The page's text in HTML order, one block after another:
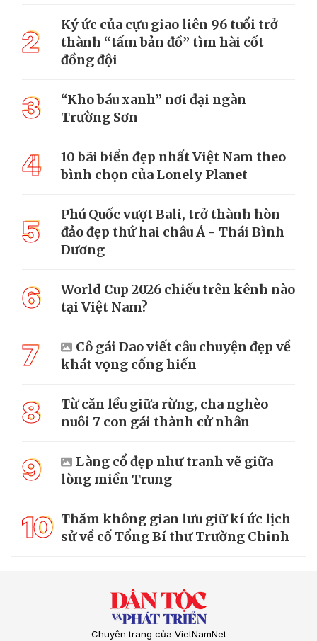
2
Ký ức của cựu giao liên 96 tuổi trở
thành “tấm bản đồ” tìm hài cốt
đồng đội
3
“Kho báu xanh” nơi đại ngàn
Trường Sơn
4
10 bãi biển đẹp nhất Việt Nam theo
bình chọn của Lonely Planet
5
Phú Quốc vượt Bali, trở thành hòn
đảo đẹp thứ hai châu Á - Thái Bình
Dương
6
World Cup 2026 chiếu trên kênh nào
tại Việt Nam?
7
Cô gái Dao viết câu chuyện đẹp về
khát vọng cống hiến
8
Từ căn lều giữa rừng, cha nghèo
nuôi 7 con gái thành cử nhân
9
Làng cổ đẹp như tranh vẽ giữa
lòng miền Trung
10 Thăm không gian lưu giữ kí ức lịch
sử về cố Tổng Bí thư Trường Chinh
Chuyên trang của VietNamNet